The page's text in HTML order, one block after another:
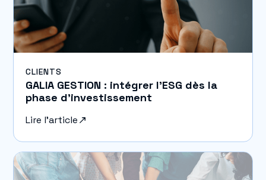
CLIENTS
GALIA GESTION : intégrer l’ESG dès la
phase d’investissement
Lire l'article